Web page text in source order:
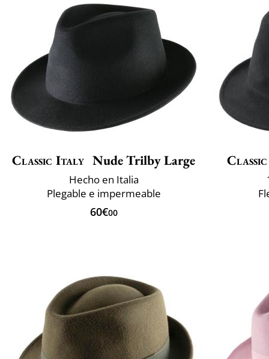
Classic Italy Nude Trilby Large
Hecho en Italia
Plegable e impermeable
60€00